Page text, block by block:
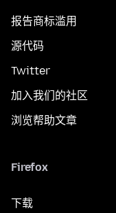
报告商标滥用
源代码
Twitter
加入我们的社区
浏览帮助文章
Firefox
下载